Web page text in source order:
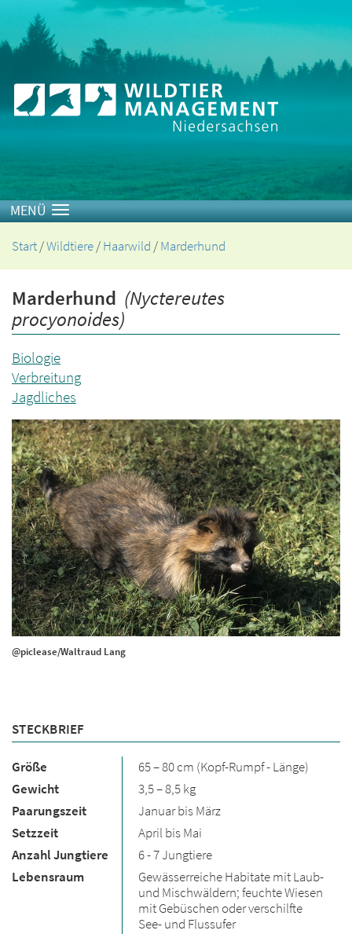
Toggle navigation
Start/Wildtiere/Haarwild /Marderhund
Marderhund (Nyctereutes
procyonoides)
Biologie
Verbreitung
Jagdliches
@piclease/Waltraud Lang
STECKBRIEF
Größe
65 – 80 cm (Kopf-Rumpf - Länge)
Gewicht
3,5 – 8,5 kg
Paarungszeit
Januar bis März
Setzzeit
April bis Mai
Anzahl Jungtiere
6 - 7 Jungtiere
Lebensraum
Gewässerreiche Habitate mit Laub-
und Mischwäldern; feuchte Wiesen
mit Gebüschen oder verschilfte
See- und Flussufer